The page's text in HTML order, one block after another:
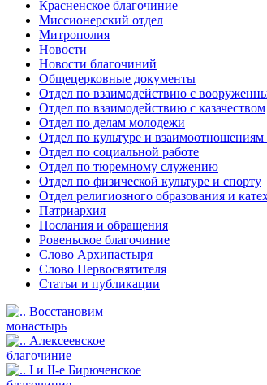
Красненское благочиние
Миссионерский отдел
Митрополия
Новости
Новости благочиний
Общецерковные документы
Отдел по взаимодействию с
Отдел по взаимодействию с казачеством
Отдел по делам молодежи
Отдел по культуре и
Отдел по социальной работе
Отдел по тюремному служению
Отдел по физической культуре и спорту
Отдел религиозного образования и
Патриархия
Послания и обращения
Ровеньское благочиние
Слово Архипастыря
Слово Первосвятителя
Статьи и публикации
Восстановим
монастырь
Алексеевское
благочиние
I и II-е Бирюченское